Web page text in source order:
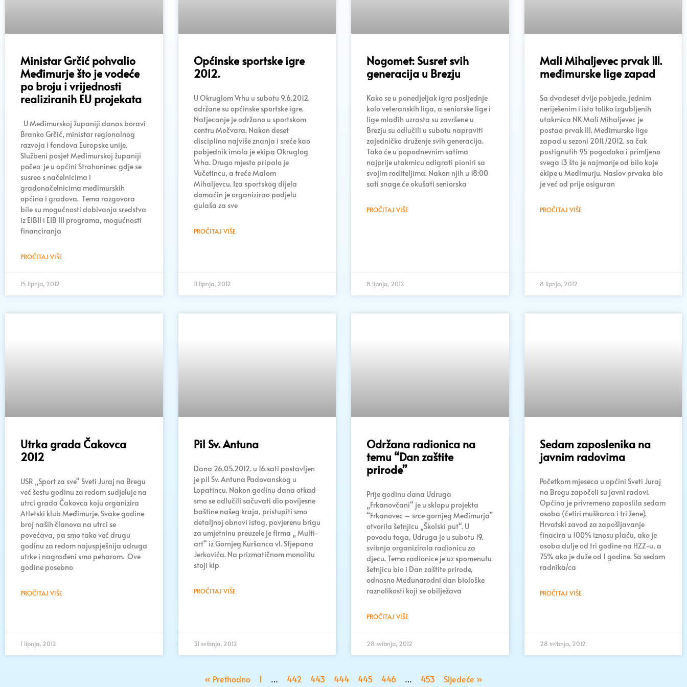
Ministar Grčić pohvalio
Međimurje što je vodeće
po broju i vrijednosti
realiziranih EU projekata
U Međimurskoj županiji danas boravi
Branko Grčić, ministar regionalnog
razvoja i fondova Europske unije.
Službeni posjet Međimurskoj županiji
počeo je u općini Strahoninec gdje se
susreo s načelnicima i
gradonačelnicima međimurskih
općina i gradova. Tema razgovora
bile su mogućnosti dobivanja sredstva
iz EIBII i EIB III programa, mogućnosti
financiranja
PROČITAJ VIŠE
15 lipnja, 2012
Općinske sportske igre
2012.
U Okruglom Vrhu u subotu 9.6.2012.
održane su općinske sportske igre.
Natjecanje je održano u sportskom
centru Močvara. Nakon deset
disciplina najviše znanja i sreće kao
pobjednik imala je ekipa Okruglog
Vrha. Drugo mjesto pripalo je
Vučetincu, a treće Malom
Mihaljevcu. Iza sportskog dijela
domaćin je organizirao podjelu
gulaša za sve
PROČITAJ VIŠE
11 lipnja, 2012
Nogomet: Susret svih
generacija u Brezju
Kako se u ponedjeljak igra posljednje
kolo veteranskih liga, a seniorske lige i
lige mlađih uzrasta su završene u
Brezju su odlučili u subotu napraviti
zajedničko druženje svih generacija.
Tako će u popodnevnim satima
najprije utakmicu odigrati pioniri sa
svojim roditeljima. Nakon njih u 18:00
sati snage će okušati seniorska
PROČITAJ VIŠE
8 lipnja, 2012
Mali Mihaljevec prvak III.
međimurske lige zapad
Sa dvadeset dvije pobjede, jednim
neriješenim i isto toliko izgubljenih
utakmica NK Mali Mihaljevec je
postao prvak III. Međimurske lige
zapad u sezoni 2011./2012. sa čak
postignutih 95 pogodaka i primljeno
svega 13 što je najmanje od bilo koje
ekipe u Međimurju. Naslov prvaka bio
je već od prije osiguran
PROČITAJ VIŠE
8 lipnja, 2012
Utrka grada Čakovca
2012
USR „Sport za sve“ Sveti Juraj na Bregu
već šestu godinu za redom sudjeluje na
utrci grada Čakovca koju organizira
Atletski klub Međimurje. Svake godine
broj naših članova na utrci se
povećava, pa smo tako već drugu
godinu za redom najuspješnija udruga
utrke i nagrađeni smo peharom. Ove
godine posebno
PROČITAJ VIŠE
1 lipnja, 2012
Pil Sv. Antuna
Dana 26.05.2012. u 16.sati postavljen
je pil Sv. Antuna Padovanskog u
Lopatincu. Nakon godinu dana otkad
smo se odlučili sačuvati dio povijesne
baštine našeg kraja, pristupiti smo
detaljnoj obnovi istog, povjerenu brigu
za umjetninu preuzele je firma „ Multi-
art“ iz Gornjeg Kuršanca vl. Stjepana
Jerkovića. Na prizmatičnom monolitu
stoji kip
PROČITAJ VIŠE
31 svibnja, 2012
Održana radionica na
temu “Dan zaštite
prirode”
Prije godinu dana Udruga
„Frkanovčani“ je u sklopu projekta
“Frkanovec – srce gornjeg Međimurja”
otvorila šetnjicu „Školski put“. U
povodu toga, Udruga je u subotu 19.
svibnja organizirala radionicu za
djecu. Tema radionice je uz spomenutu
šetnjicu bio i Dan zaštite prirode,
odnosno Međunarodni dan biološke
raznolikosti koji se obilježava
PROČITAJ VIŠE
28 svibnja, 2012
Sedam zaposlenika na
javnim radovima
Početkom mjeseca u općini Sveti Juraj
na Bregu započeli su javni radovi.
Općina je privremeno zaposlila sedam
osoba (četiri muškarca i tri žene).
Hrvatski zavod za zapošljavanje
finacira u 100% iznosu plaću, ako je
osoba dulje od tri godine na HZZ-u, a
75% ako je duže od 1 godine. Sa sedam
radnika/ca
PROČITAJ VIŠE
28 svibnja, 2012
« Prethodno 1 … 442 443 444 445 446 … 453 Sljedeće »